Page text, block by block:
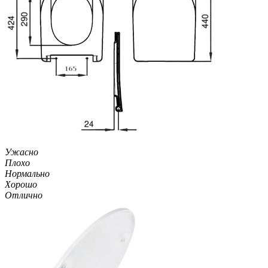
Ужасно
Плохо
Нормально
Хорошо
Отлично